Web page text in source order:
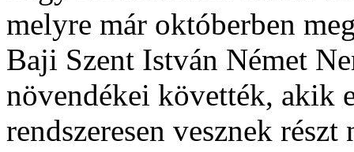
melyre már októberben
Baji Szent István Német
növendékei követték, akik
rendszeresen vesznek